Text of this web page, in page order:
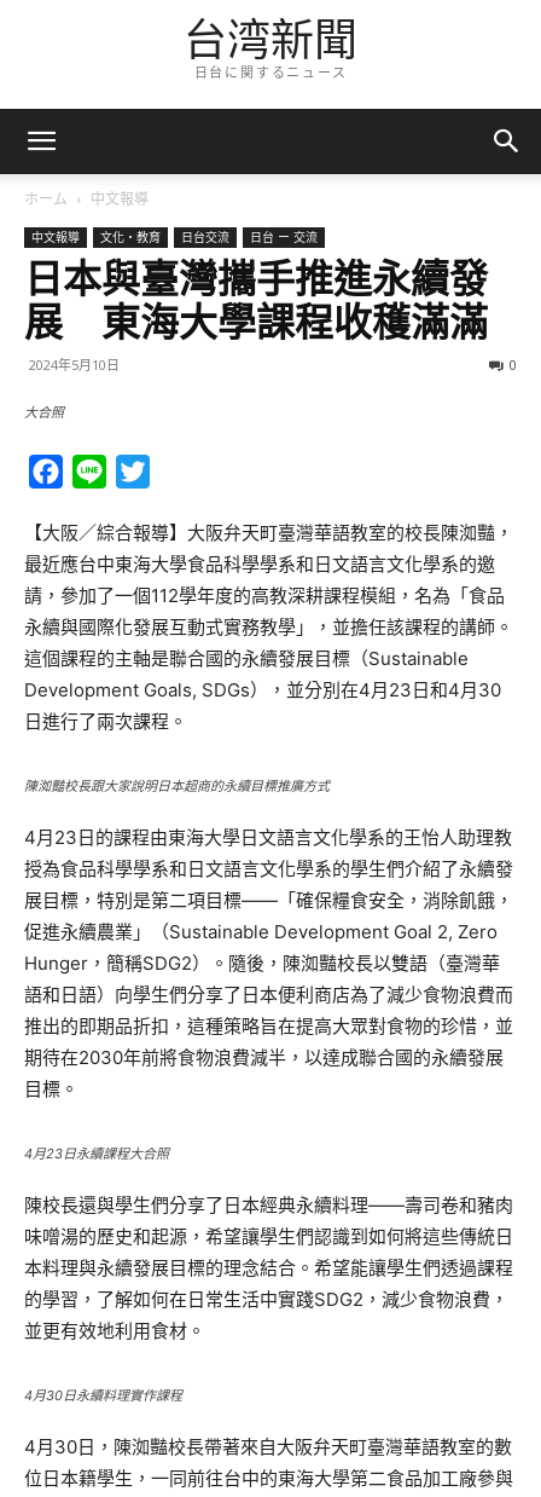
台湾新聞
日台に関するニュース
ホーム 中文報導
中文報導 文化・教育 日台交流 日台 ー 交流
日本與臺灣攜手推進永續發
展 東海大學課程收穫滿滿
2024年5月10日 0
大合照
Facebook
Line
【大阪／綜合報導】大阪弁天町臺灣華語教室的校長陳洳豔，
最近應台中東海大學食品科學學系和日文語言文化學系的邀
請，參加了一個112學年度的高教深耕課程模組，名為「食品
永續與國際化發展互動式實務教學」，並擔任該課程的講師。
這個課程的主軸是聯合國的永續發展目標（Sustainable
Development Goals, SDGs），並分別在4月23日和4月30
日進行了兩次課程。
陳洳豔校長跟大家說明日本超商的永續目標推廣方式
4月23日的課程由東海大學日文語言文化學系的王怡人助理教
授為食品科學學系和日文語言文化學系的學生們介紹了永續發
展目標，特別是第二項目標——「確保糧食安全，消除飢餓，
促進永續農業」（Sustainable Development Goal 2, Zero
Hunger，簡稱SDG2）。隨後，陳洳豔校長以雙語（臺灣華
語和日語）向學生們分享了日本便利商店為了減少食物浪費而
推出的即期品折扣，這種策略旨在提高大眾對食物的珍惜，並
期待在2030年前將食物浪費減半，以達成聯合國的永續發展
目標。
4月23日永續課程大合照
陳校長還與學生們分享了日本經典永續料理——壽司卷和豬肉
味噌湯的歷史和起源，希望讓學生們認識到如何將這些傳統日
本料理與永續發展目標的理念結合。希望能讓學生們透過課程
的學習，了解如何在日常生活中實踐SDG2，減少食物浪費，
並更有效地利用食材。
4月30日永續料理實作課程
4月30日，陳洳豔校長帶著來自大阪弁天町臺灣華語教室的數
位日本籍學生，一同前往台中的東海大學第二食品加工廠參與